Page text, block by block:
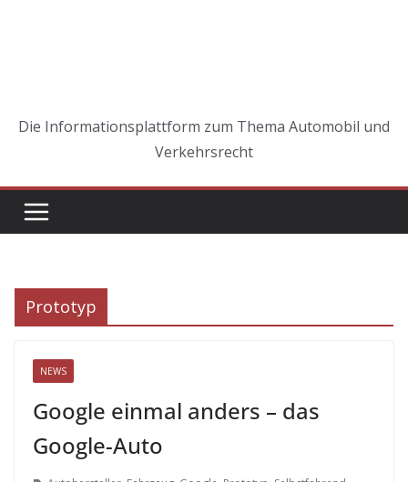
Die Informationsplattform zum Thema Automobil und
Verkehrsrecht
Prototyp
NEWS
Google einmal anders – das
Google-Auto